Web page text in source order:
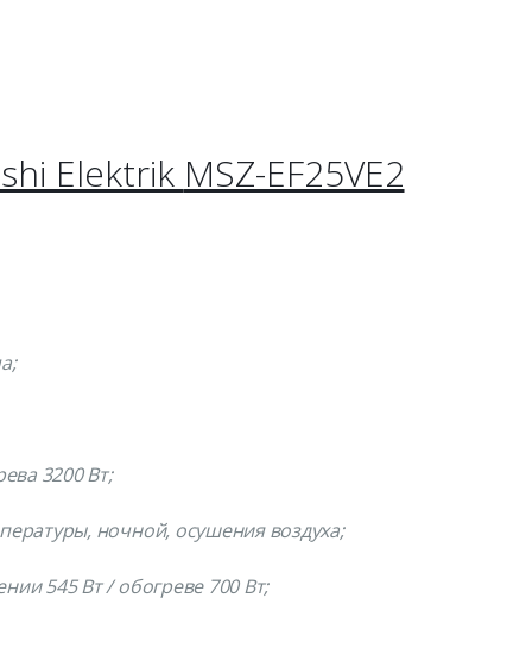
Elektrik MSZ-EF25VE2
3200 Вт;
ночной, осушения воздуха;
545 Вт / обогреве 700 Вт;